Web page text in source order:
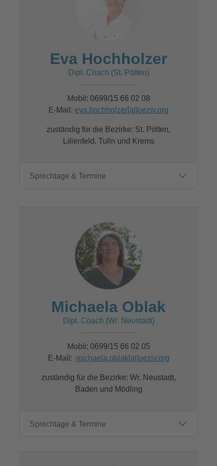
Eva Hochholzer
Dipl. Coach (St. Pölten)
Mobil: 0699/15 66 02 08
E-Mail: eva.hochholzer[at]oeziv.org
zuständig für die Bezirke: St. Pölten,
Lilienfeld, Tulln und Krems
Sprechtage & Termine
Michaela Oblak
Dipl. Coach (Wr. Neustadt)
Mobil: 0699/15 66 02 05
E-Mail: michaela.oblak[at]oeziv.org
zuständig für die Bezirke: Wr. Neustadt,
Baden und Mödling
Sprechtage & Termine